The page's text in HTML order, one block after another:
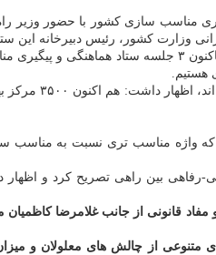
مناسب سازی کشور با حضور
وزارت کشور، رئیس دبیرخانه این
اظهار نمود: طی ۵ ماه گذشته تاکنون ۳
هستیم.
واژه مناسب تری نسبت به مناسب
رفاهی بین راهی تصریح کرد
قانونی از جانب غلامرضا
متنوعی از چالش های معلولان و